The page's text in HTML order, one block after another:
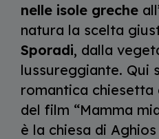
nelle isole greche
natura la scelta
Sporadi, dalla
lussureggiante. Qui
romantica
del film “Mamma
è la chiesa di